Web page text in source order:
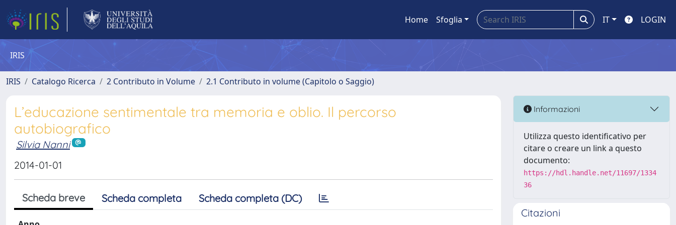
Home Sfoglia IT LOGIN
IRIS
IRIS Catalogo Ricerca 2 Contributo in Volume 2.1 Contributo in volume (Capitolo o Saggio)
L’educazione sentimentale tra memoria e oblio. Il percorso
autobiografico
Silvia Nanni
2014-01-01
Scheda breve Scheda completa Scheda completa (DC)
Informazioni
Utilizza questo identificativo per
citare o creare un link a questo
documento:
https://hdl.handle.net/11697/1334
36
Citazioni